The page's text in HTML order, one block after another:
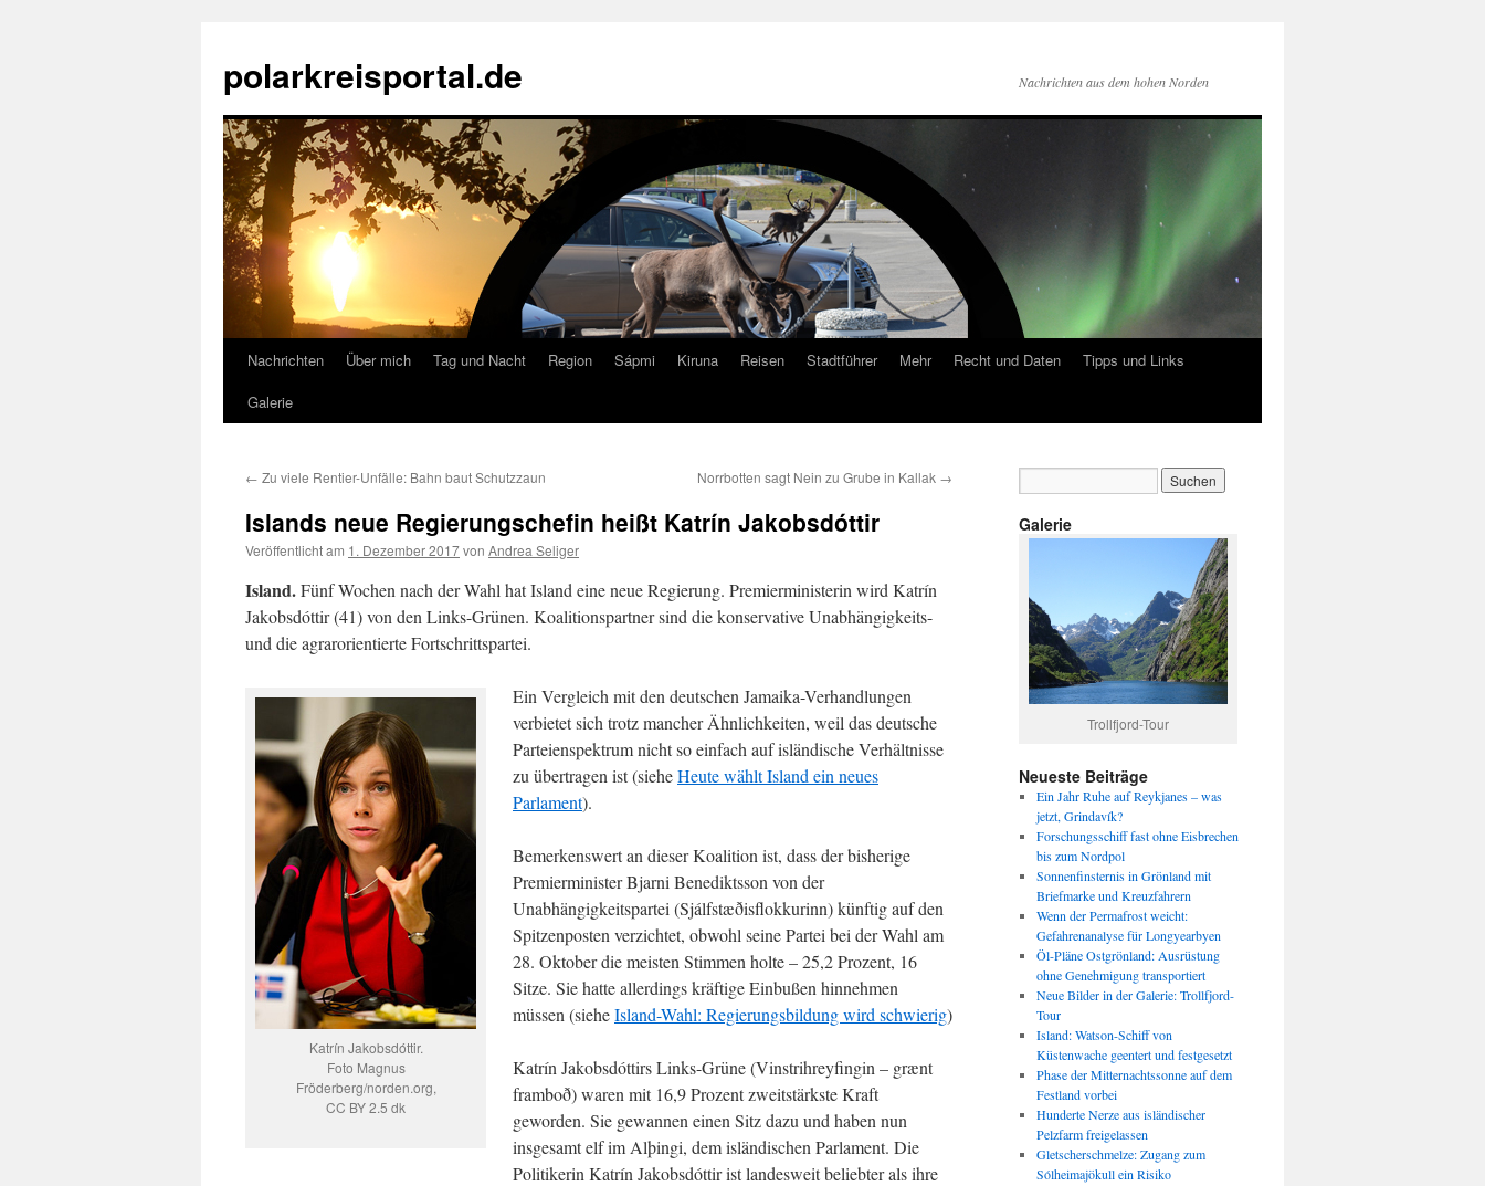
springen
polarkreisportal.de Nachrichten aus dem hohen Norden
Nachrichten Über mich Tag und Nacht Region Sápmi Kiruna Reisen Stadtführer Mehr Recht und Daten
Tipps und Links
Galerie
← Zu viele Rentier-Unfälle: Bahn baut Schutzzaun Norrbotten sagt Nein zu Grube in Kallak →
Islands neue Regierungschefin heißt Katrín Jakobsdóttir
Veröffentlicht am 1. Dezember 2017von Andrea Seliger
Island.Fünf Wochen nach der Wahl hat Island eine neue Regierung. Premierministerin wird Katrín
Jakobsdóttir (41) von den Links-Grünen. Koalitionspartner sind die konservative Unabhängigkeits-
und die agrarorientierte Fortschrittspartei.
Katrín Jakobsdóttir.
Foto Magnus
Fröderberg/norden.org,
CC BY 2.5 dk
Ein Vergleich mit den deutschen Jamaika-Verhandlungen
verbietet sich trotz mancher Ähnlichkeiten, weil das deutsche
Parteienspektrum nicht so einfach auf isländische Verhältnisse
zu übertragen ist (sieheHeute wählt Island ein neues
Parlament).
Bemerkenswert an dieser Koalition ist, dass der bisherige
Premierminister Bjarni Benediktsson von der
Unabhängigkeitspartei (Sjálfstæðisflokkurinn) künftig auf den
Spitzenposten verzichtet, obwohl seine Partei bei der Wahl am
28. Oktober die meisten Stimmen holte – 25,2 Prozent, 16
Sitze. Sie hatte allerdings kräftige Einbußen hinnehmen
müssen (sieheIsland-Wahl: Regierungsbildung wird schwierig)
Katrín Jakobsdóttirs Links-Grüne (Vinstri­hreyf­ing­in – grænt
fram­boð) waren mit 16,9 Prozent zweitstärkste Kraft
geworden. Sie gewannen einen Sitz dazu und haben nun
insgesamt elf im Alþingi, dem isländischen Parlament. Die
Politikerin Katrín Jakobsdóttir ist landesweit beliebter als ihre
Galerie
Trollfjord-Tour
Neueste Beiträge
Ein Jahr Ruhe auf Reykjanes – was
jetzt, Grindavík?
Forschungsschiff fast ohne Eisbrechen
bis zum Nordpol
Sonnenfinsternis in Grönland mit
Briefmarke und Kreuzfahrern
Wenn der Permafrost weicht:
Gefahrenanalyse für Longyearbyen
Öl-Pläne Ostgrönland: Ausrüstung
ohne Genehmigung transportiert
Neue Bilder in der Galerie: Trollfjord-
Tour
Island: Watson-Schiff von
Küstenwache geentert und festgesetzt
Phase der Mitternachtssonne auf dem
Festland vorbei
Hunderte Nerze aus isländischer
Pelzfarm freigelassen
Gletscherschmelze: Zugang zum
Sólheimajökull ein Risiko